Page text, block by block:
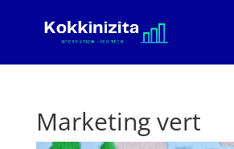
Marketing vert